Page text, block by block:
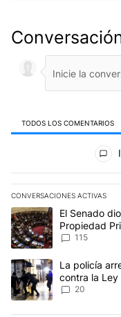
TODOS LOS COMENTARIOS
Todos los
CONVERSACIONES ACTIVAS
Este listado muestra
Un artículo deEl Senado
Propiedad
Ley del
115
Un artículo deLa policía
contra la
menos, 3
20